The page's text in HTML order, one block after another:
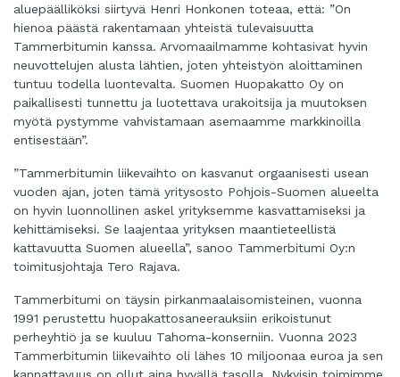
aluepäälliköksi siirtyvä Henri Honkonen toteaa, että: ”On
hienoa päästä rakentamaan yhteistä tulevaisuutta
Tammerbitumin kanssa. Arvomaailmamme kohtasivat hyvin
neuvottelujen alusta lähtien, joten yhteistyön aloittaminen
tuntuu todella luontevalta. Suomen Huopakatto Oy on
paikallisesti tunnettu ja luotettava urakoitsija ja muutoksen
myötä pystymme vahvistamaan asemaamme markkinoilla
entisestään”.
”Tammerbitumin liikevaihto on kasvanut orgaanisesti usean
vuoden ajan, joten tämä yritysosto Pohjois-Suomen alueelta
on hyvin luonnollinen askel yrityksemme kasvattamiseksi ja
kehittämiseksi. Se laajentaa yrityksen maantieteellistä
kattavuutta Suomen alueella”, sanoo Tammerbitumi Oy:n
toimitusjohtaja Tero Rajava.
Tammerbitumi on täysin pirkanmaalaisomisteinen, vuonna
1991 perustettu huopakattosaneerauksiin erikoistunut
perheyhtiö ja se kuuluu Tahoma-konserniin. Vuonna 2023
Tammerbitumin liikevaihto oli lähes 10 miljoonaa euroa ja sen